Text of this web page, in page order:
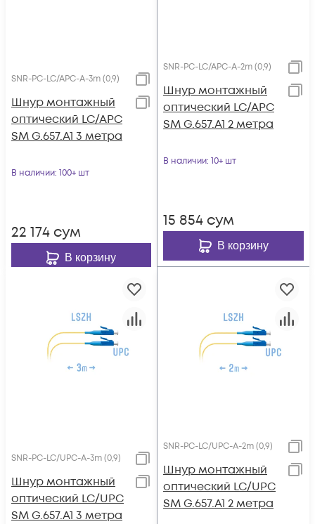
SNR-PC-LC/APC-A-3m (0,9)
Шнур монтажный
оптический LC/APC
SM G.657.A1 3 метра
В наличии: 100+ шт
22 174 сум
В корзину
SNR-PC-LC/APC-A-2m (0,9)
Шнур монтажный
оптический LC/APC
SM G.657.A1 2 метра
В наличии: 10+ шт
15 854 сум
В корзину
SNR-PC-LC/UPC-A-3m (0,9)
Шнур монтажный
оптический LC/UPC
SM G.657.A1 3 метра
SNR-PC-LC/UPC-A-2m (0,9)
Шнур монтажный
оптический LC/UPC
SM G.657.A1 2 метра